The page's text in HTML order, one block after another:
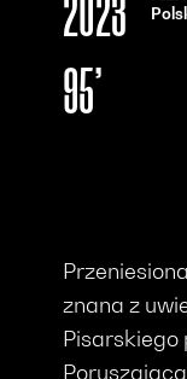
2023
95’
znana z
Pisarskiego